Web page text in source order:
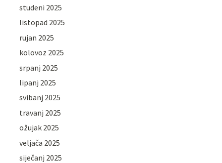
studeni 2025
listopad 2025
rujan 2025
kolovoz 2025
srpanj 2025
lipanj 2025
svibanj 2025
travanj 2025
ožujak 2025
veljača 2025
siječanj 2025